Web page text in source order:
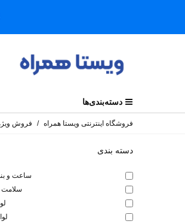
دسته‌بندی‌ها
فروشگاه اینترنتی ویستا همراه / فروش
دسته بندی
ساعت و